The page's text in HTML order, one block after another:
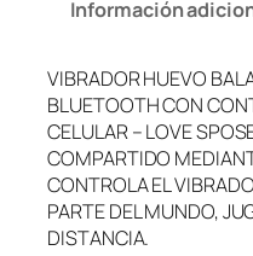
Información
VIBRADOR HUEVO
BLUETOOTH CON
CELULAR – LOVE
COMPARTIDO
CONTROLA EL
PARTE DEL MUNDO,
DISTANCIA.